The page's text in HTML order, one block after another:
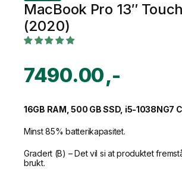
MacBook Pro 13″
(2020)
7490.00
16GB RAM, 500 GB SSD, i5-1038NG7
Minst 85% batterikapasitet.
Gradert (B) – Det vil si at produktet
brukt.